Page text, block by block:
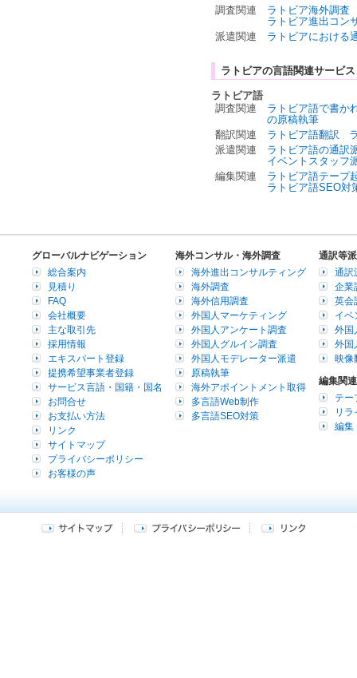
調査関連
ラトビア海外調査
ラトビア進出コン
派遣関連
ラトビアにおける
ラトビアの言語関連サービス
ラトビア語
調査関連
ラトビア語で書か
の原稿執筆
翻訳関連
ラトビア語翻訳
派遣関連
ラトビア語の通訳
イベントスタッフ
編集関連
ラトビア語テープ
ラトビア語SEO対
グローバルナビゲーション
総合案内
見積り
FAQ
会社概要
主な取引先
採用情報
エキスパート登録
提携希望事業者登録
サービス言語・国籍・国名
お問合せ
お支払い方法
リンク
サイトマップ
プライバシーポリシー
お客様の声
海外コンサル・海外調査
海外進出コンサルティング
海外調査
海外信用調査
外国人マーケティング
外国人アンケート調査
外国人グルイン調査
外国人モデレーター派遣
原稿執筆
海外アポイントメント取得
多言語Web制作
多言語SEO対策
通訳等
通訳
企業
英会
イベ
外国
外国
映像
編集関連
テー
リラ
編集